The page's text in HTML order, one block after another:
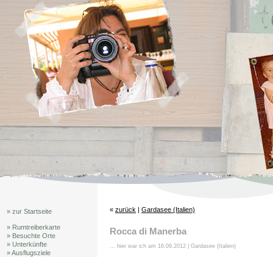
» zur Startseite
» Rumtreiberkarte
» Besuchte Orte
» Unterkünfte
» Ausflugsziele
« zurück | Gardasee (Italien)
Rocca di Manerba
... hier war ich am 16.09.2012 | Gardasee (Italien)